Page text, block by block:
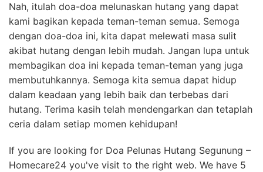
Nah, itulah doa-doa melunaskan hutang yang dapat
kami bagikan kepada teman-teman semua. Semoga
dengan doa-doa ini, kita dapat melewati masa sulit
akibat hutang dengan lebih mudah. Jangan lupa untuk
membagikan doa ini kepada teman-teman yang juga
membutuhkannya. Semoga kita semua dapat hidup
dalam keadaan yang lebih baik dan terbebas dari
hutang. Terima kasih telah mendengarkan dan tetaplah
ceria dalam setiap momen kehidupan!
If you are looking for Doa Pelunas Hutang Segunung –
Homecare24 you've visit to the right web. We have 5